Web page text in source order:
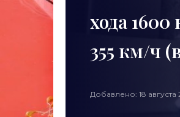
хода
355 км/ч
Добавлено: 18 августа